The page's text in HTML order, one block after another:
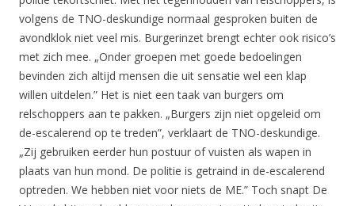
volgens de TNO-deskundige normaal gesproken buiten de
avondklok niet veel mis. Burgerinzet brengt echter ook risico’s
met zich mee. „Onder groepen met goede bedoelingen
bevinden zich altijd mensen die uit sensatie wel een klap
willen uitdelen.” Het is niet een taak van burgers om
relschoppers aan te pakken. „Burgers zijn niet opgeleid om
de-escalerend op te treden”, verklaart de TNO-deskundige.
„Zij gebruiken eerder hun postuur of vuisten als wapen in
plaats van hun mond. De politie is getraind in de-escalerend
optreden. We hebben niet voor niets de ME.” Toch snapt De